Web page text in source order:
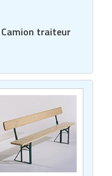
Camion traiteur